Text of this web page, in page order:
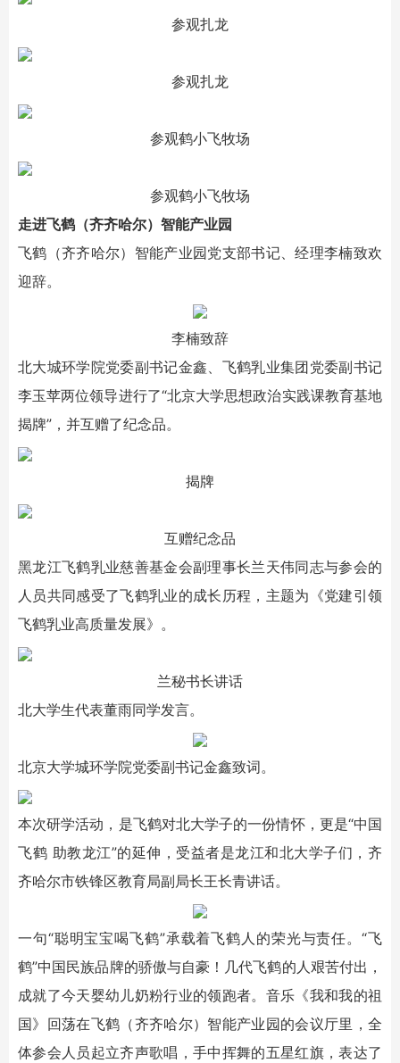
参观扎龙
参观扎龙
参观鹤小飞牧场
参观鹤小飞牧场
走进飞鹤（齐齐哈尔）智能产业园
飞鹤（齐齐哈尔）智能产业园党支部书记、经理李楠致欢
迎辞。
李楠致辞
北大城环学院党委副书记金鑫、飞鹤乳业集团党委副书记
李玉苹两位领导进行了“北京大学思想政治实践课教育基地
揭牌”，并互赠了纪念品。
揭牌
互赠纪念品
黑龙江飞鹤乳业慈善基金会副理事长兰天伟同志与参会的
人员共同感受了飞鹤乳业的成长历程，主题为《党建引领
飞鹤乳业高质量发展》。
兰秘书长讲话
北大学生代表董雨同学发言。
北京大学城环学院党委副书记金鑫致词。
本次研学活动，是飞鹤对北大学子的一份情怀，更是“中国
飞鹤 助教龙江”的延伸，受益者是龙江和北大学子们，齐
齐哈尔市铁锋区教育局副局长王长青讲话。
一句“聪明宝宝喝飞鹤”承载着飞鹤人的荣光与责任。“飞
鹤”中国民族品牌的骄傲与自豪！几代飞鹤的人艰苦付出，
成就了今天婴幼儿奶粉行业的领跑者。音乐《我和我的祖
国》回荡在飞鹤（齐齐哈尔）智能产业园的会议厅里，全
体参会人员起立齐声歌唱，手中挥舞的五星红旗，表达了